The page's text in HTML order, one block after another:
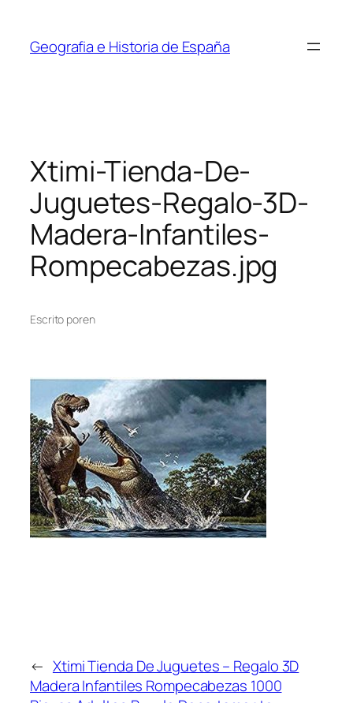
contenido
Geografia e Historia de España
Xtimi-Tienda-De-
Juguetes-Regalo-3D-
Madera-Infantiles-
Rompecabezas.jpg
Escrito poren
← Xtimi Tienda De Juguetes – Regalo 3D
Madera Infantiles Rompecabezas 1000